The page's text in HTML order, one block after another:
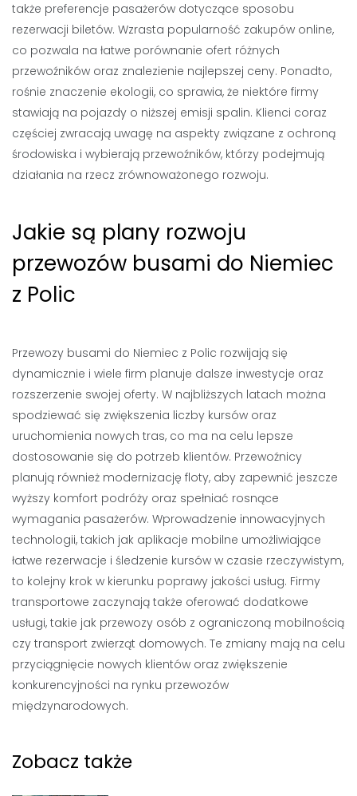
także preferencje pasażerów dotyczące sposobu
rezerwacji biletów. Wzrasta popularność zakupów online,
co pozwala na łatwe porównanie ofert różnych
przewoźników oraz znalezienie najlepszej ceny. Ponadto,
rośnie znaczenie ekologii, co sprawia, że niektóre firmy
stawiają na pojazdy o niższej emisji spalin. Klienci coraz
częściej zwracają uwagę na aspekty związane z ochroną
środowiska i wybierają przewoźników, którzy podejmują
działania na rzecz zrównoważonego rozwoju.
Jakie są plany rozwoju
przewozów busami do Niemiec
z Polic
Przewozy busami do Niemiec z Polic rozwijają się
dynamicznie i wiele firm planuje dalsze inwestycje oraz
rozszerzenie swojej oferty. W najbliższych latach można
spodziewać się zwiększenia liczby kursów oraz
uruchomienia nowych tras, co ma na celu lepsze
dostosowanie się do potrzeb klientów. Przewoźnicy
planują również modernizację floty, aby zapewnić jeszcze
wyższy komfort podróży oraz spełniać rosnące
wymagania pasażerów. Wprowadzenie innowacyjnych
technologii, takich jak aplikacje mobilne umożliwiające
łatwe rezerwacje i śledzenie kursów w czasie rzeczywistym,
to kolejny krok w kierunku poprawy jakości usług. Firmy
transportowe zaczynają także oferować dodatkowe
usługi, takie jak przewozy osób z ograniczoną mobilnością
czy transport zwierząt domowych. Te zmiany mają na celu
przyciągnięcie nowych klientów oraz zwiększenie
konkurencyjności na rynku przewozów
międzynarodowych.
Zobacz także